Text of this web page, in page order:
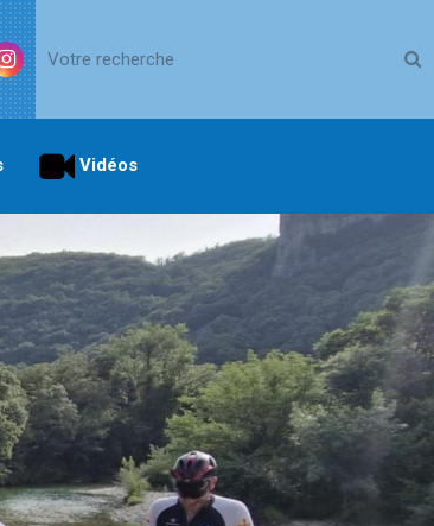
Vidéos